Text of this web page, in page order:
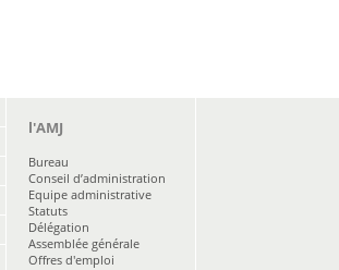
l'AMJ
Bureau
Conseil d’administration
Equipe administrative
Statuts
Délégation
Assemblée générale
Offres d'emploi